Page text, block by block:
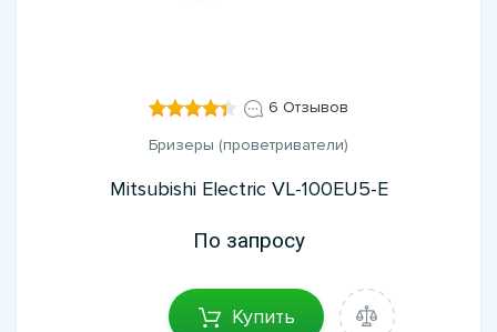
6 Отзывов
Бризеры (проветриватели)
Mitsubishi Electric VL-100EU5-E
По запросу
Купить